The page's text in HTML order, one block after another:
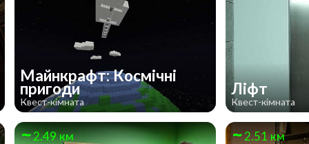
Майнкрафт: Космічні
пригоди
Квест-кімната
Ліфт
Квест-кімната
2.49 км 2.51 км